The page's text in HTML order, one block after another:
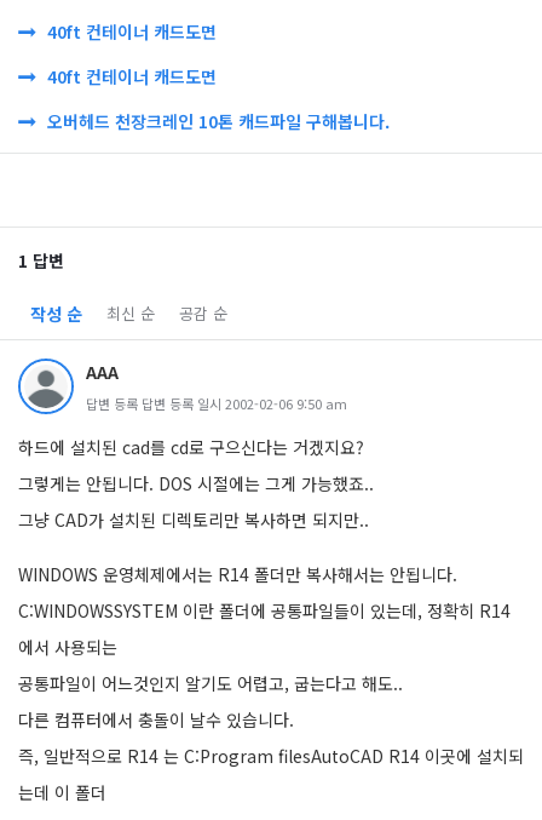
40ft 컨테이너 캐드도면
40ft 컨테이너 캐드도면
오버헤드 천장크레인 10톤 캐드파일 구해봅니다.
1 답변
작성 순 최신 순 공감 순
AAA
답변 등록 답변 등록 일시 2002-02-06 9:50 am
하드에 설치된 cad를 cd로 구으신다는 거겠지요?
그렇게는 안됩니다. DOS 시절에는 그게 가능했죠..
그냥 CAD가 설치된 디렉토리만 복사하면 되지만..
WINDOWS 운영체제에서는 R14 폴더만 복사해서는 안됩니다.
C:WINDOWSSYSTEM 이란 폴더에 공통파일들이 있는데, 정확히 R14
에서 사용되는
공통파일이 어느것인지 알기도 어렵고, 굽는다고 해도..
다른 컴퓨터에서 충돌이 날수 있습니다.
즉, 일반적으로 R14 는 C:Program filesAutoCAD R14 이곳에 설치되
는데 이 폴더